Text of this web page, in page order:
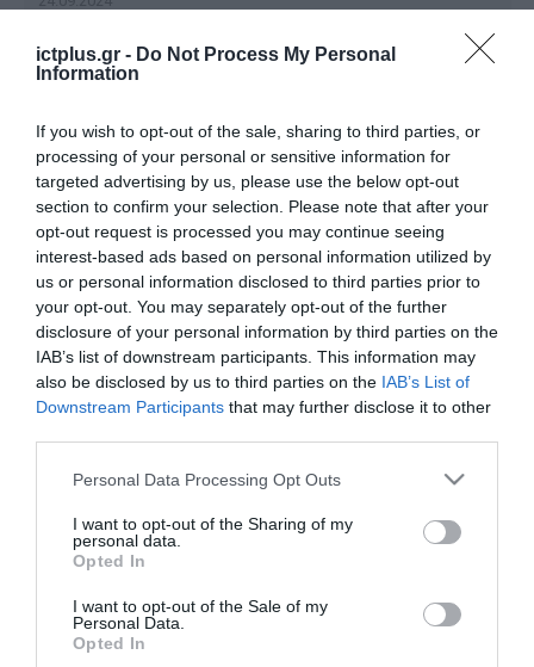
ictplus.gr - Do Not Process My Personal
Information
If you wish to opt-out of the sale, sharing to third parties, or
processing of your personal or sensitive information for
targeted advertising by us, please use the below opt-out
section to confirm your selection. Please note that after your
opt-out request is processed you may continue seeing
interest-based ads based on personal information utilized by
us or personal information disclosed to third parties prior to
your opt-out. You may separately opt-out of the further
disclosure of your personal information by third parties on the
IAB’s list of downstream participants. This information may
also be disclosed by us to third parties on the IAB’s List of
Downstream Participants that may further disclose it to other
Please note that this website/app uses one or more Google
not limited to your visit or usage behaviour. You may click to
grant or deny consent to Google and its third-party tags to
use your data for below specified purposes in below Google
consent section.
Personal Data Processing Opt Outs
I want to opt-out of the Sharing of my
personal data.
Opted In
I want to opt-out of the Sale of my
Personal Data.
Opted In
ενδιαφέρον του τεχνολογικού και
επιχειρηματικού κόσμου. Το 22ο συνέδριο του
παγκόσμιου ηγέτη στο AI CRM φιλοξένησε
περισσότερους από 115 εισηγητές,
προσωπικότητες του κλάδου, οι […]